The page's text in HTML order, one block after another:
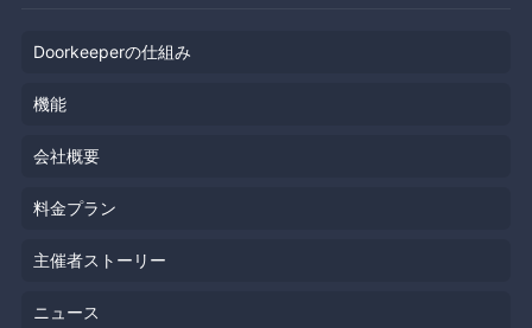
Doorkeeperの仕組み
機能
会社概要
料金プラン
主催者ストーリー
ニュース